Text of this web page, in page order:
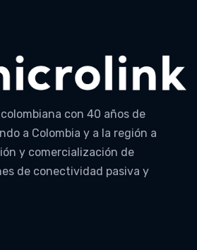
con 40 años de
a Colombia y a la región a
y comercialización de
de conectividad pasiva y